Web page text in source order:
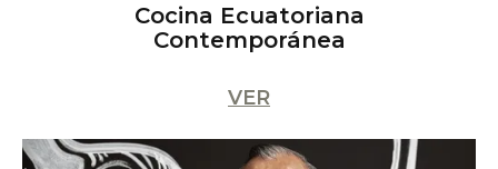
Cocina Ecuatoriana
Contemporánea
VER